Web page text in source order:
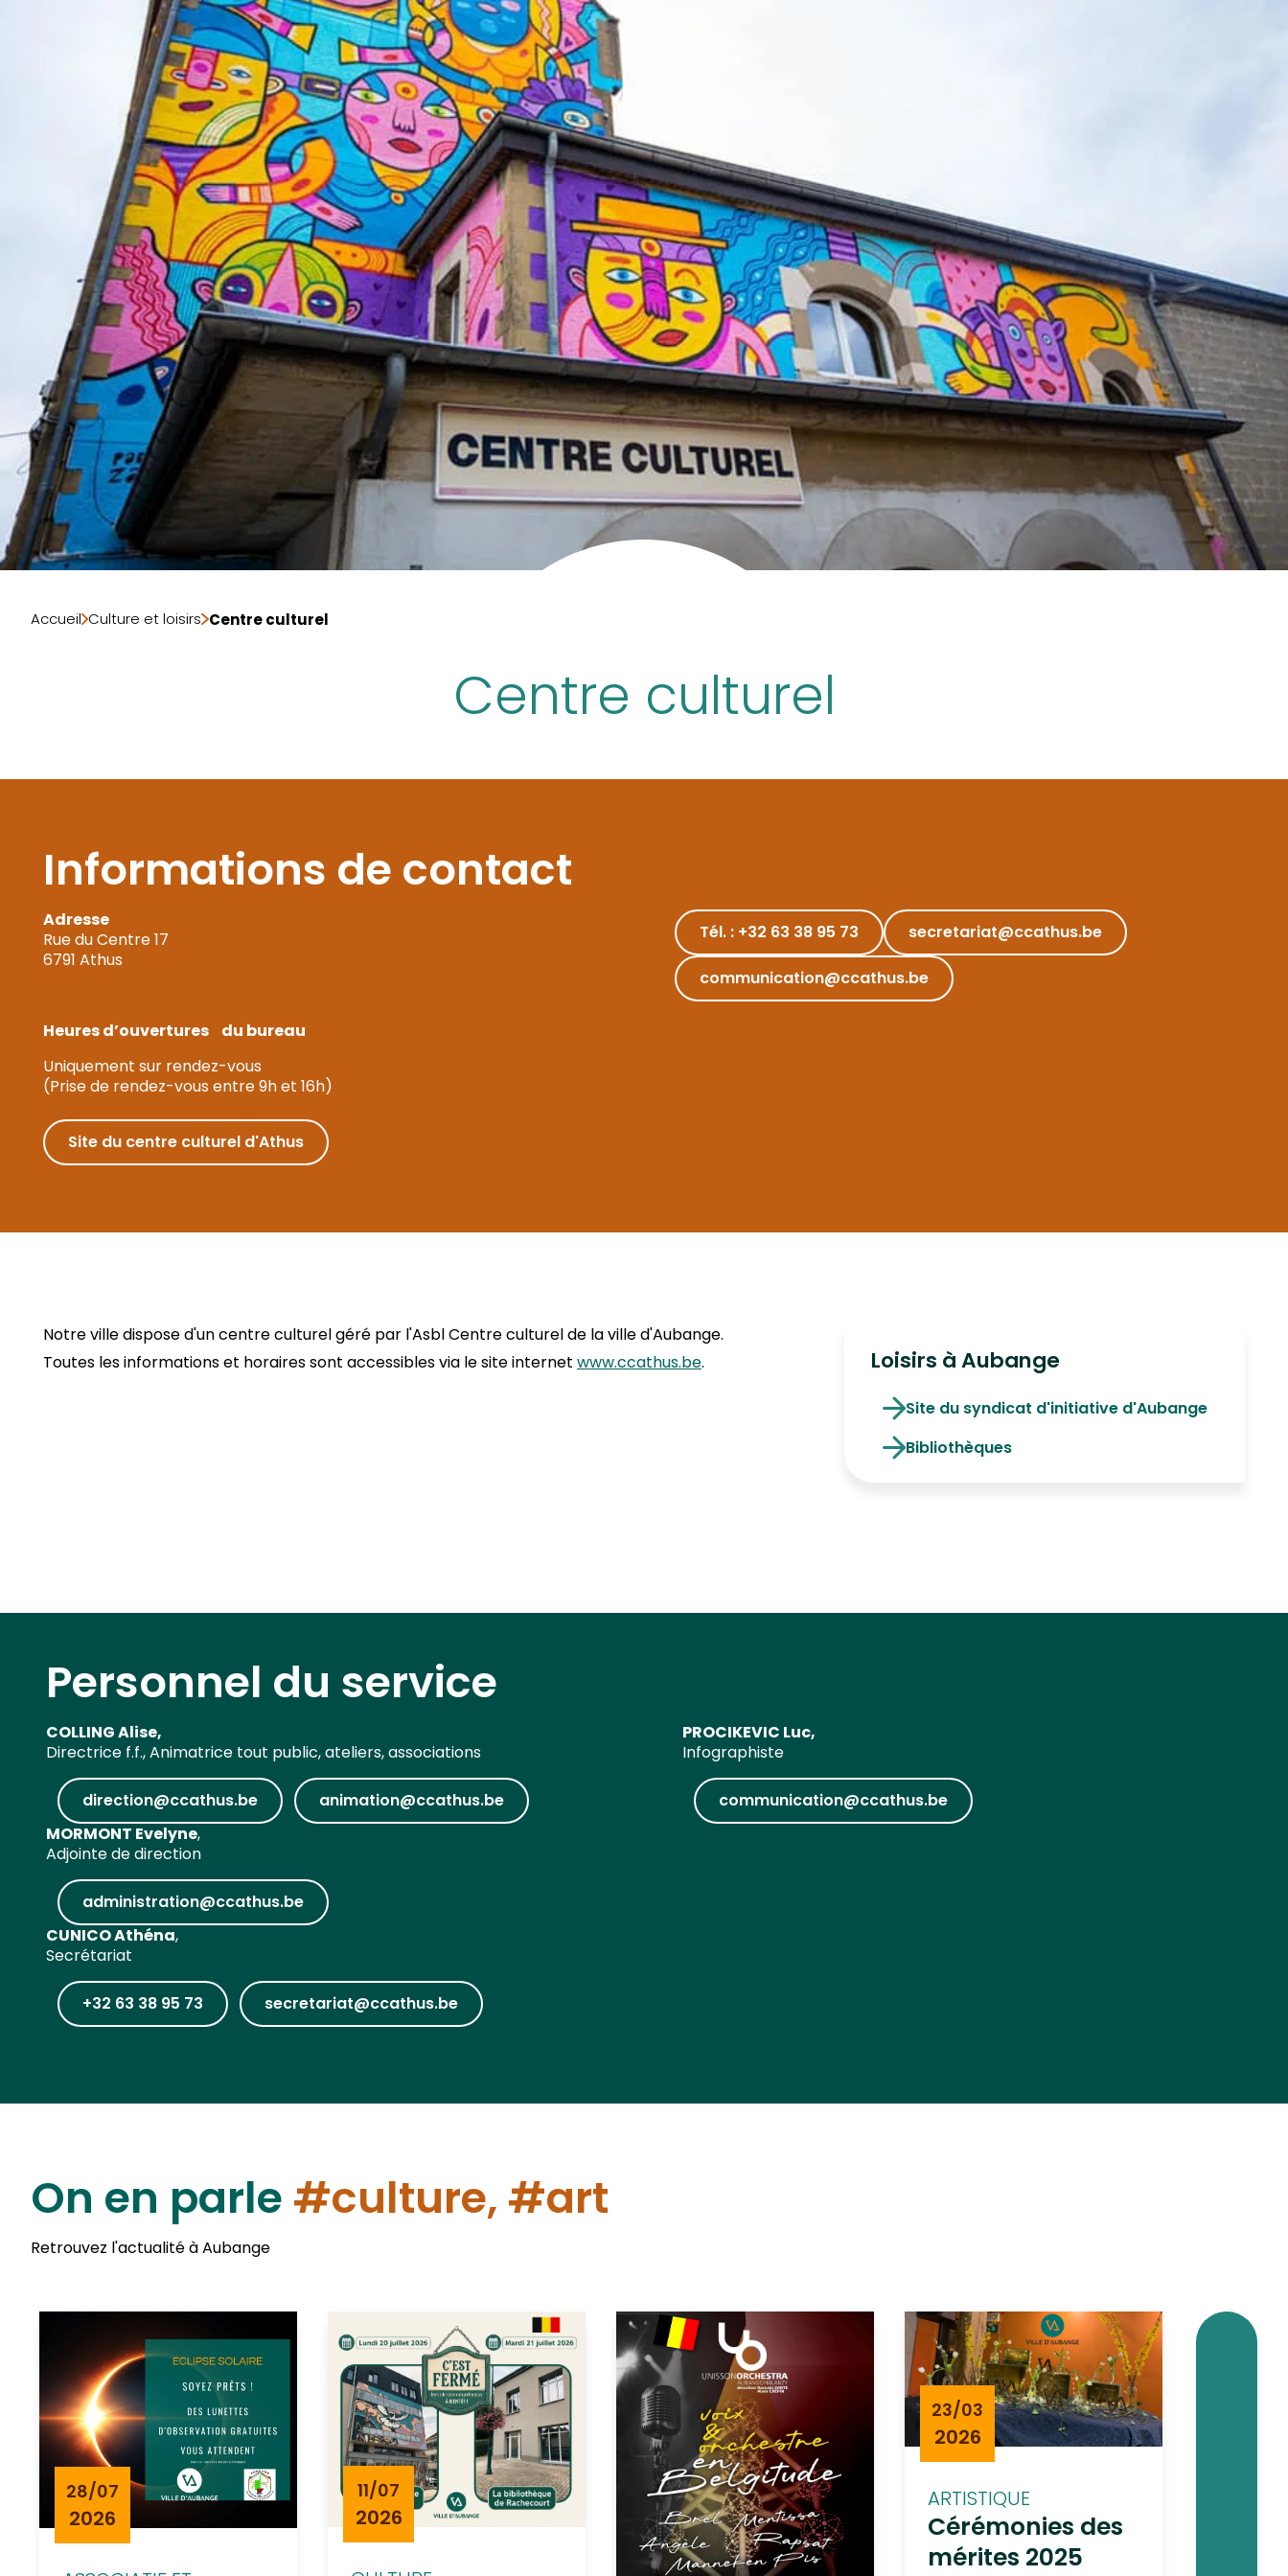
Accueil Culture et loisirs Centre culturel
Centre culturel
Informations de contact
Adresse
Rue du Centre 17
6791 Athus
Heures d’ouvertures du bureau
Uniquement sur rendez-vous
(Prise de rendez-vous entre 9h et 16h)
Site du centre culturel d'Athus
Tél. : +32 63 38 95 73 secretariat@ccathus.be
communication@ccathus.be
Notre ville dispose d'un centre culturel géré par l'Asbl Centre culturel de la ville d'Aubange.
Toutes les informations et horaires sont accessibles via le site internet www.ccathus.be. Loisirs à Aubange
Site du syndicat d'initiative d'Aubange
Bibliothèques
Personnel du service
COLLING Alise,
Directrice f.f., Animatrice tout public, ateliers, associations
direction@ccathus.be
animation@ccathus.be
MORMONT Evelyne,
Adjointe de direction
administration@ccathus.be
CUNICO Athéna,
Secrétariat
+32 63 38 95 73 secretariat@ccathus.be
PROCIKEVIC Luc,
Infographiste
communication@ccathus.be
On en parle #culture, #art
Retrouvez l'actualité à Aubange
28/07
2026
11/07
2026
Cérémonies des
mérites 2025
ARTISTIQUE
23/03
2026